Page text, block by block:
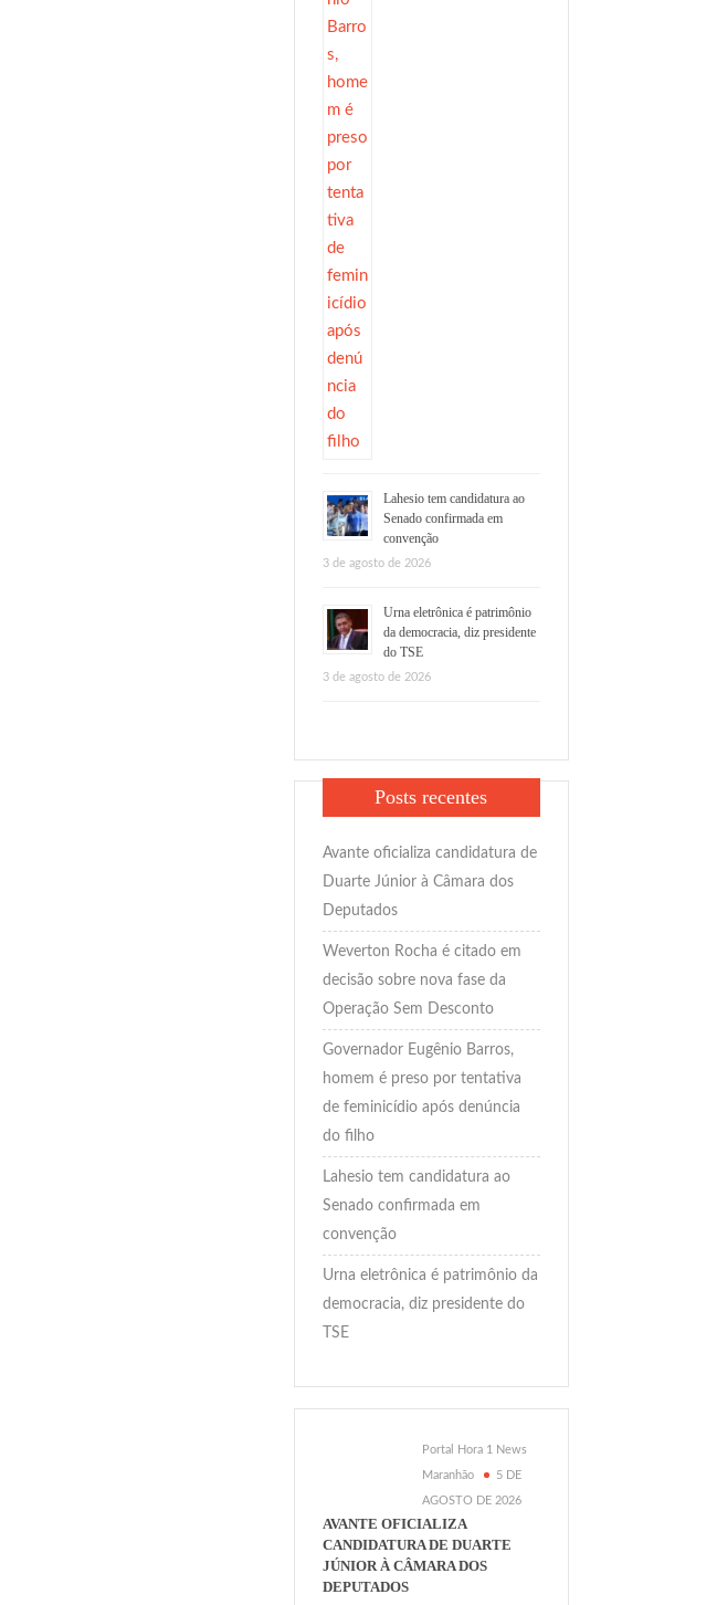
Lahesio tem candidatura ao
Senado confirmada em
convenção
3 de agosto de 2026
Urna eletrônica é patrimônio
da democracia, diz presidente
do TSE
3 de agosto de 2026
Posts recentes
Avante oficializa candidatura de
Duarte Júnior à Câmara dos
Deputados
Weverton Rocha é citado em
decisão sobre nova fase da
Operação Sem Desconto
Governador Eugênio Barros,
homem é preso por tentativa
de feminicídio após denúncia
do filho
Lahesio tem candidatura ao
Senado confirmada em
convenção
Urna eletrônica é patrimônio da
democracia, diz presidente do
TSE
Portal Hora 1 News
Maranhão 5 DE
AGOSTO DE 2026
AVANTE OFICIALIZA
CANDIDATURA DE DUARTE
JÚNIOR À CÂMARA DOS
DEPUTADOS